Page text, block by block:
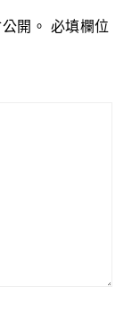
開。 必填欄位